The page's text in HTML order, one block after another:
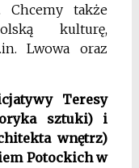
Chcemy także
kulturę,
Lwowa oraz
Teresy
sztuki) i
wnętrz)
Potockich w